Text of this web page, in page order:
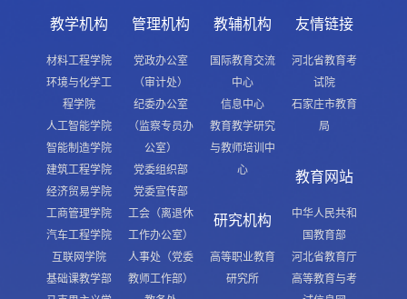
教学机构
材料工程学院
环境与化学工
程学院
人工智能学院
智能制造学院
建筑工程学院
经济贸易学院
工商管理学院
汽车工程学院
互联网学院
基础课教学部
管理机构
党政办公室
（审计处）
纪委办公室
（监察专员办
公室）
党委组织部
党委宣传部
工会（离退休
工作办公室）
人事处（党委
教师工作部）
教辅机构
国际教育交流
中心
信息中心
教育教学研究
与教师培训中
心
研究机构
高等职业教育
研究所
友情链接
河北省教育考
试院
石家庄市教育
局
教育网站
中华人民共和
国教育部
河北省教育厅
高等教育与考